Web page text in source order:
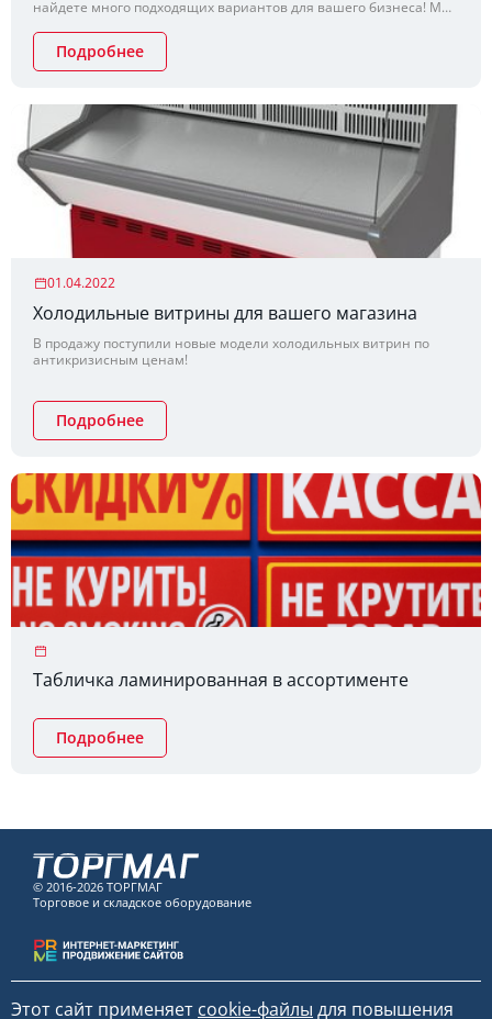
найдете много подходящих вариантов для вашего бизнеса! Мы
при этом качества продукции!
Подробнее
01.04.2022
Холодильные витрины для вашего магазина
В продажу поступили новые модели холодильных витрин по
антикризисным ценам!
Подробнее
Табличка ламинированная в ассортименте
Подробнее
© 2016-2026 ТОРГМАГ
Торговое и складское оборудование
Этот сайт применяет cookie-файлы для повышения